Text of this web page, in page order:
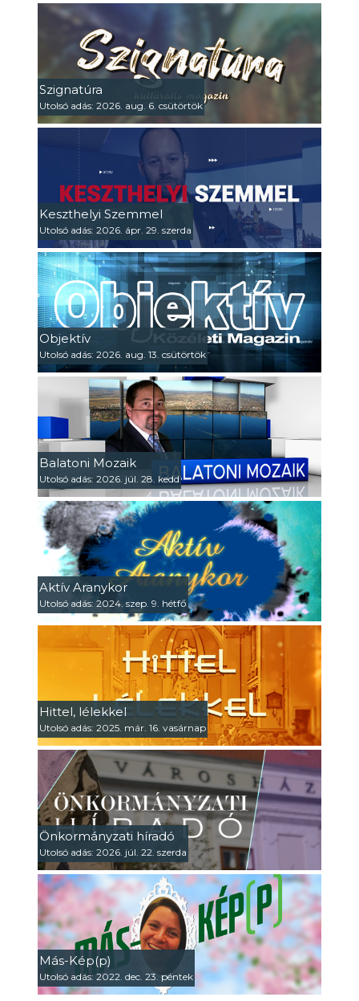
Szignatúra
Utolsó adás: 2026. aug. 6. csütörtök
Keszthelyi Szemmel
Utolsó adás: 2026. ápr. 29. szerda
Objektív
Utolsó adás: 2026. aug. 13. csütörtök
Balatoni Mozaik
Utolsó adás: 2026. júl. 28. kedd
Aktív Aranykor
Utolsó adás: 2024. szep. 9. hétfő
Hittel, lélekkel
Utolsó adás: 2025. már. 16. vasárnap
Önkormányzati híradó
Utolsó adás: 2026. júl. 22. szerda
Más-Kép(p)
Utolsó adás: 2022. dec. 23. péntek